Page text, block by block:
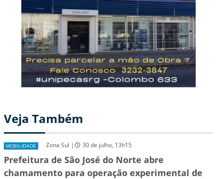
Veja Também
MOBILIDADE Zona Sul | 30 de julho, 13h15
Prefeitura de São José do Norte abre
chamamento para operação experimental de